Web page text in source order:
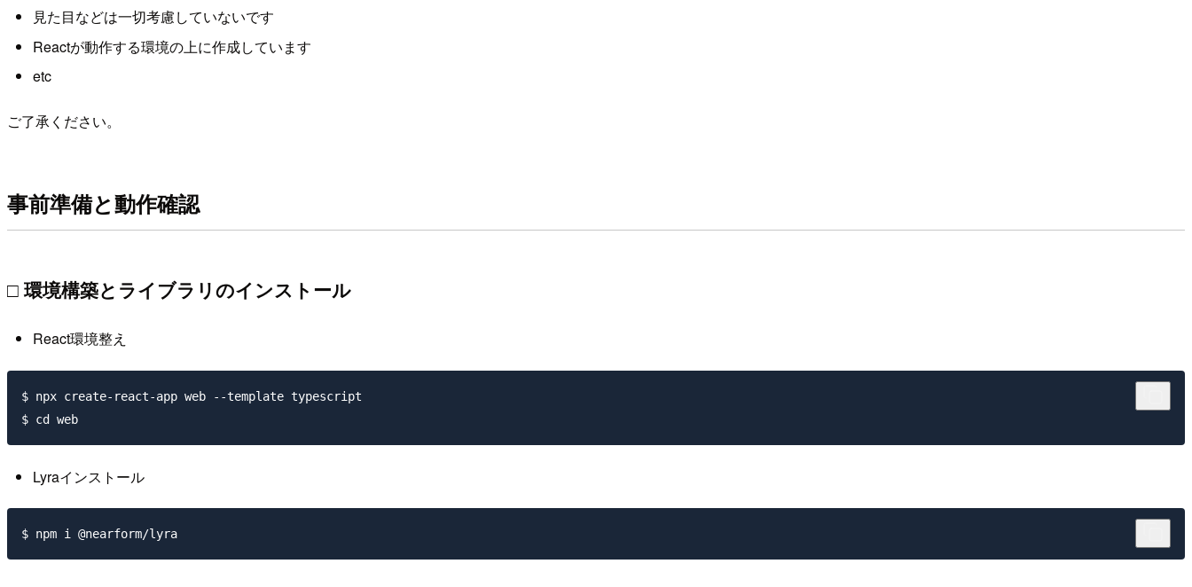
見た目などは一切考慮していないです
Reactが動作する環境の上に作成しています
etc
ご了承ください。
事前準備と動作確認
□ 環境構築とライブラリのインストール
React環境整え
$ npx create-react-app web --template typescript
Lyraインストール